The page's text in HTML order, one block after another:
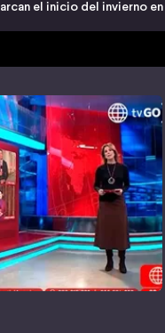
el inicio del invierno